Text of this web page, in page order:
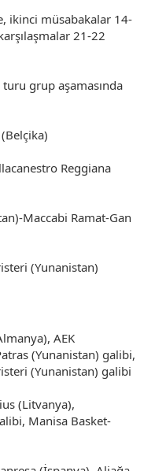
ikinci müsabakalar 14-
21-22
grup aşamasında
Reggiana
Maccabi Ramat-Gan
(Yunanistan)
AEK
(Yunanistan) galibi,
(Yunanistan) galibi
(Litvanya),
Manisa Basket-